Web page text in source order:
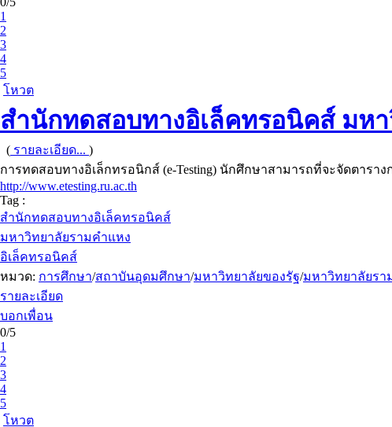
1
2
3
4
5
โหวต
สำนักทดสอบทางอิเล็คทรอนิคส์ มห
( รายละเอียด... )
การทดสอบทางอิเล็กทรอนิกส์ (e-Testing) นักศึกษาสามารถที่จะจัดตารา
http://www.etesting.ru.ac.th
Tag :
สำนักทดสอบทางอิเล็คทรอนิคส์
มหาวิทยาลัยรามคำแหง
อิเล็คทรอนิคส์
หมวด: การศึกษา/สถาบันอุดมศึกษา/มหาวิทยาลัยของรัฐ/มหาวิทยาลัยรา
รายละเอียด
บอกเพื่อน
0/5
1
2
3
4
5
โหวต